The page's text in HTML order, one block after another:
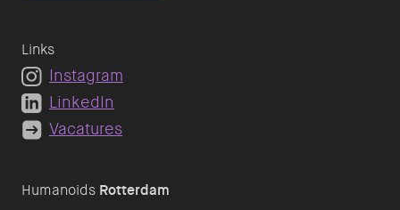
Humanoids Rotterdam
Links
Instagram
LinkedIn
Vacatures